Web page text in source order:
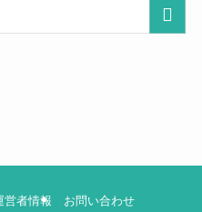
営者情報 お問い合わせ